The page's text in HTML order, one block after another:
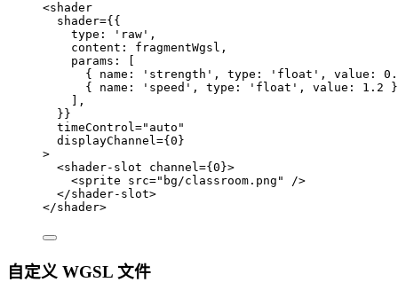
<shader
shader={ {
type:
' raw ' ,
content: fragmentWgsl ,
params:
{ name:
' strength ' , type: ' float ' , value:
{ name:
' speed ' , type: ' float ' , value: 1.2
,
} }
timeControl=" auto "
displayChannel={ 0 }
>
<shader-slot channel={ 0 }>
<sprite src=" bg/classroom.png "
/>
</shader-slot>
</shader>
自定义 WGSL 文件